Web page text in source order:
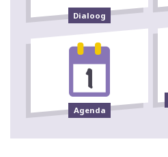
Dialoog
Agenda